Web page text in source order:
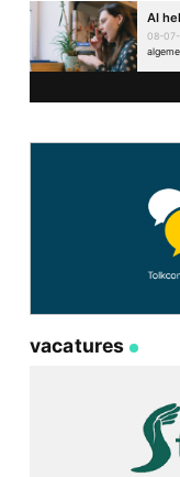
AI
08-
vacatures